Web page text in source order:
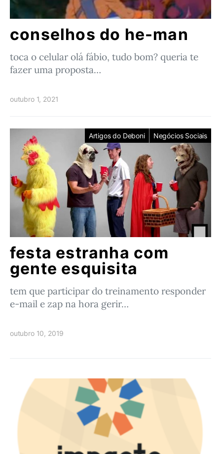
conselhos do he-man
toca o celular olá fábio, tudo bom? queria te
fazer uma proposta…
outubro 1, 2021
Artigos do Deboni Negócios Sociais
festa estranha com
gente esquisita
tem que participar do treinamento responder
e-mail e zap na hora gerir…
outubro 10, 2019